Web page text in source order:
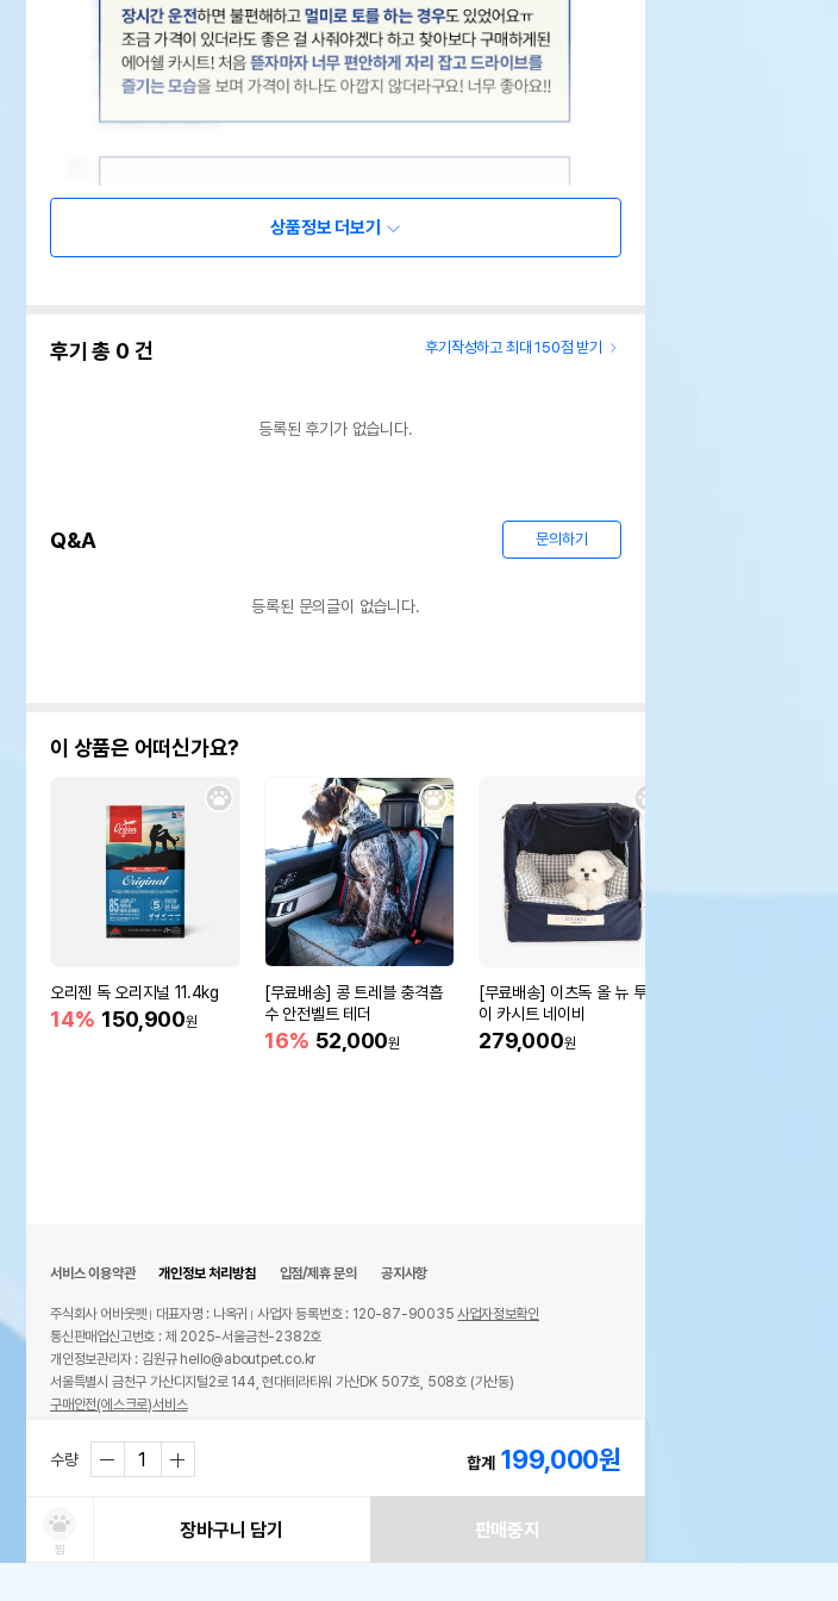
상품정보 더보기
후기 총 0 건 후기작성하고 최대 150점 받기
등록된 후기가 없습니다.
Q&A 문의하기
등록된 문의글이 없습니다.
이 상품은 어떠신가요?
오리젠 독 오리지널 11.4kg
14% 150,900원
[무료배송] 콩 트레블 충격흡
수 안전벨트 테더
16% 52,000원
[무료배송] 이츠독 올 뉴 투웨
이 카시트 네이비
279,000원
수량 합계 199,000원
찜
장바구니 담기 판매중지
서비스 이용약관 개인정보 처리방침 입점/제휴 문의 공지사항
주식회사 어바웃펫 대표자명 : 나옥귀 사업자 등록번호 : 120-87-90035사업자정보확인
통신판매업신고번호 : 제 2025-서울금천-2382호
개인정보관리자 : 김원규 hello@aboutpet.co.kr
서울특별시 금천구 가산디지털2로 144, 현대테라타워 가산DK 507호, 508호 (가산동)
구매안전(에스크로)서비스